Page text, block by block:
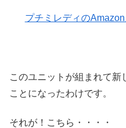
プチミレディの
このユニットが組まれて新
ことになったわけです。
それが！こちら・・・・